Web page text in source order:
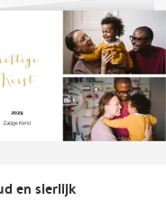
en sierlijk